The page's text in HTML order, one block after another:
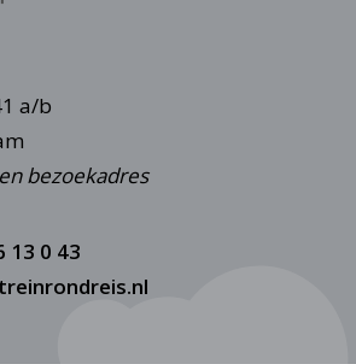
a/b
bezoekadres
13 0 43